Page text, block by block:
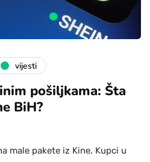
vijesti
pošiljkama: Šta
BiH?
male pakete iz Kine. Kupci u